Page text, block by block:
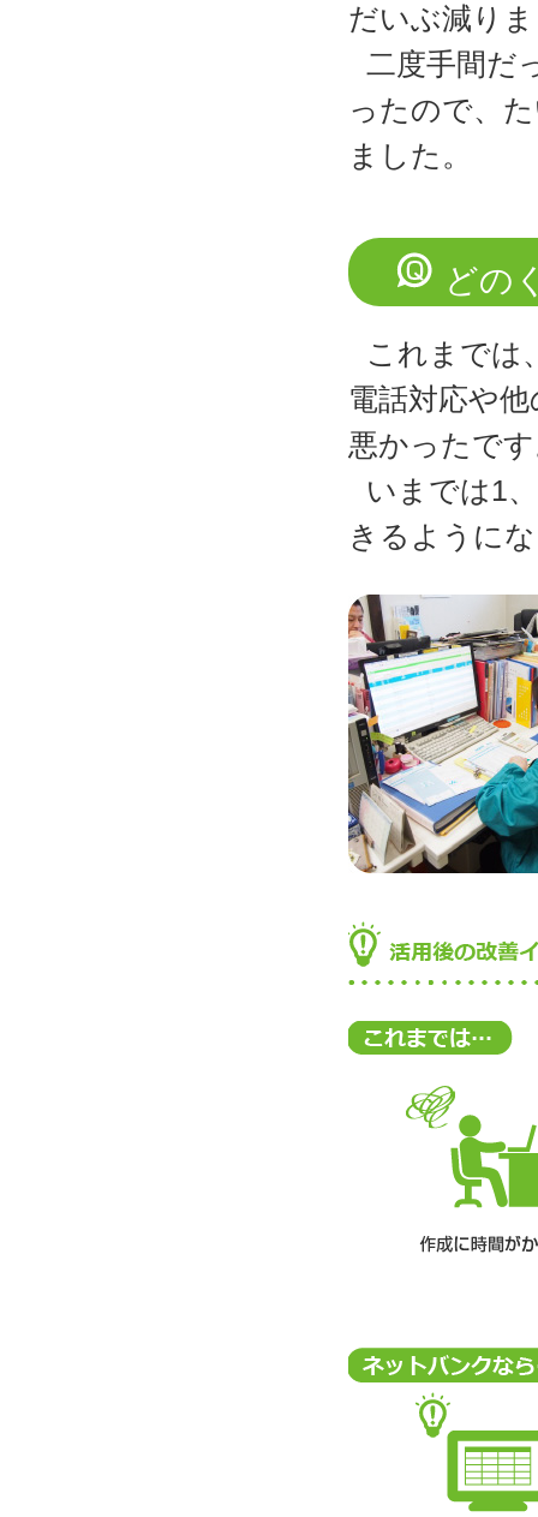
だいぶ減り
二度手間だ
ったので、
ました。
どの
これまでは
電話対応や
悪かったで
いまでは1
きるように